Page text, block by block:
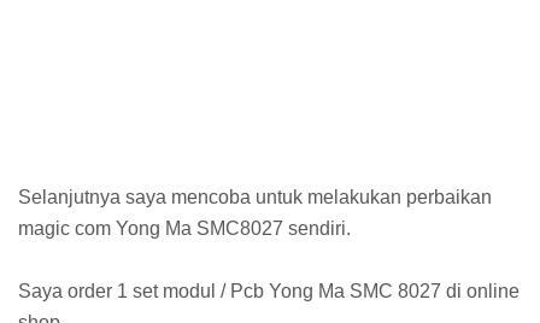
Selanjutnya saya mencoba untuk melakukan perbaikan
magic com Yong Ma SMC8027 sendiri.
Saya order 1 set modul / Pcb Yong Ma SMC 8027 di online